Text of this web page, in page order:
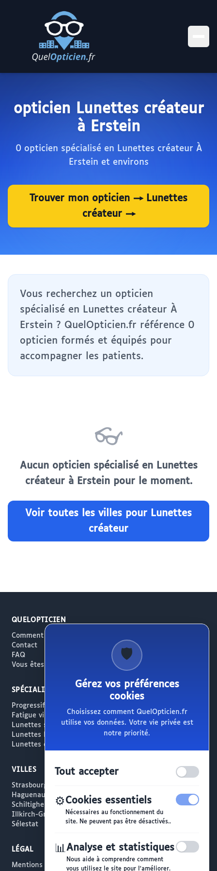
opticien Lunettes créateur
à Erstein
0 opticien spécialisé en Lunettes créateur À
Erstein et environs
Trouver mon opticien → Lunettes
créateur →
Vous recherchez un opticien
spécialisé en Lunettes créateur À
Erstein ? QuelOpticien.fr référence 0
opticien formés et équipés pour
accompagner les patients.
👓
Aucun opticien spécialisé en Lunettes
créateur à Erstein pour le moment.
Voir toutes les villes pour Lunettes
créateur
QUELOPTICIEN
Comment ça marche
Contact
FAQ
Vous êtes opticien ?
SPÉCIALITÉS
Progressifs / Presbytie
Fatigue visuelle / Écrans
Lunettes solaires
Lunettes haut de gamme
Lunettes créateur
VILLES
Strasbourg
Haguenau
Schiltigheim
Illkirch-Graffenstaden
Sélestat
LÉGAL
Mentions légales
🛡️
Gérez vos préférences
cookies
Choisissez comment QuelOpticien.fr
utilise vos données. Votre vie privée est
notre priorité.
Tout accepter
⚙️Cookies essentiels
Nécessaires au fonctionnement du
site. Ne peuvent pas être désactivés..
📊Analyse et statistiques
Nous aide à comprendre comment
vous utilisez le site pour l'améliorer.